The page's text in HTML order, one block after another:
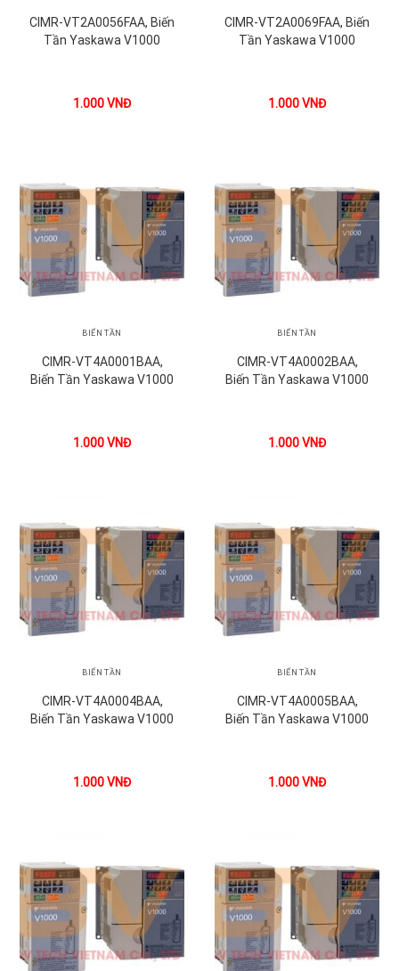
CIMR-VT2A0056FAA, Biến
Tần Yaskawa V1000
1.000VNĐ
CIMR-VT2A0069FAA, Biến
Tần Yaskawa V1000
1.000VNĐ
BIẾN TẦN
CIMR-VT4A0001BAA,
Biến Tần Yaskawa V1000
1.000VNĐ
BIẾN TẦN
CIMR-VT4A0002BAA,
Biến Tần Yaskawa V1000
1.000VNĐ
BIẾN TẦN
CIMR-VT4A0004BAA,
Biến Tần Yaskawa V1000
1.000VNĐ
BIẾN TẦN
CIMR-VT4A0005BAA,
Biến Tần Yaskawa V1000
1.000VNĐ